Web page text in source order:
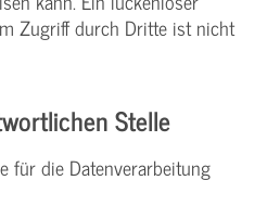
Zugriff durch Dritte ist nicht
Stelle
für die Datenverarbeitung